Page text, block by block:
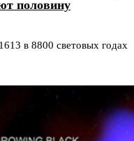
половину
в 8800 световых годах